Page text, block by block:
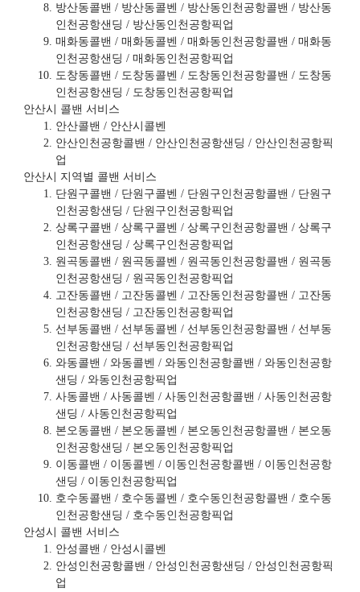
방산동콜밴 / 방산동콜벤 / 방산동인천공항콜밴 / 방산동
인천공항샌딩 / 방산동인천공항픽업
매화동콜밴 / 매화동콜벤 / 매화동인천공항콜밴 / 매화동
인천공항샌딩 / 매화동인천공항픽업
도창동콜밴 / 도창동콜벤 / 도창동인천공항콜밴 / 도창동
인천공항샌딩 / 도창동인천공항픽업
안산시 콜밴 서비스
안산콜밴 / 안산시콜벤
안산인천공항콜밴 / 안산인천공항샌딩 / 안산인천공항픽
업
안산시 지역별 콜밴 서비스
단원구콜밴 / 단원구콜벤 / 단원구인천공항콜밴 / 단원구
인천공항샌딩 / 단원구인천공항픽업
상록구콜밴 / 상록구콜벤 / 상록구인천공항콜밴 / 상록구
인천공항샌딩 / 상록구인천공항픽업
원곡동콜밴 / 원곡동콜벤 / 원곡동인천공항콜밴 / 원곡동
인천공항샌딩 / 원곡동인천공항픽업
고잔동콜밴 / 고잔동콜벤 / 고잔동인천공항콜밴 / 고잔동
인천공항샌딩 / 고잔동인천공항픽업
선부동콜밴 / 선부동콜벤 / 선부동인천공항콜밴 / 선부동
인천공항샌딩 / 선부동인천공항픽업
와동콜밴 / 와동콜벤 / 와동인천공항콜밴 / 와동인천공항
샌딩 / 와동인천공항픽업
사동콜밴 / 사동콜벤 / 사동인천공항콜밴 / 사동인천공항
샌딩 / 사동인천공항픽업
본오동콜밴 / 본오동콜벤 / 본오동인천공항콜밴 / 본오동
인천공항샌딩 / 본오동인천공항픽업
이동콜밴 / 이동콜벤 / 이동인천공항콜밴 / 이동인천공항
샌딩 / 이동인천공항픽업
호수동콜밴 / 호수동콜벤 / 호수동인천공항콜밴 / 호수동
인천공항샌딩 / 호수동인천공항픽업
안성시 콜밴 서비스
안성콜밴 / 안성시콜벤
안성인천공항콜밴 / 안성인천공항샌딩 / 안성인천공항픽
업